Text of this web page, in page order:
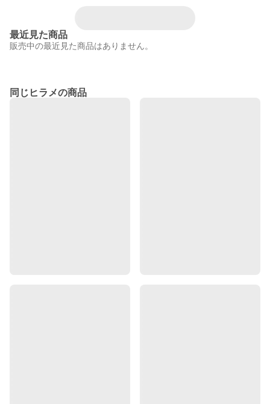
最近見た商品
販売中の最近見た商品はありません。
同じヒラメの商品